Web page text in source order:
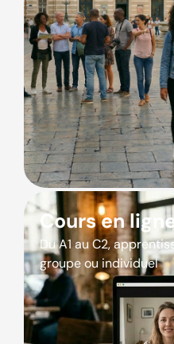
Cours en ligne
Du A1 au C2,
groupe ou individuel